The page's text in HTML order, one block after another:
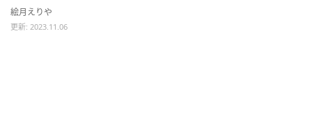
絵月えりや
更新: 2023.11.06